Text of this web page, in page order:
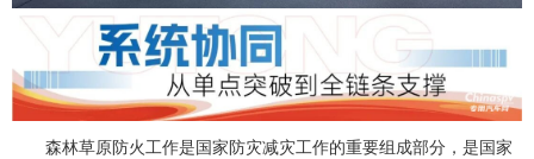
森林草原防火工作是国家防灾减灾工作的重要组成部分，是国家